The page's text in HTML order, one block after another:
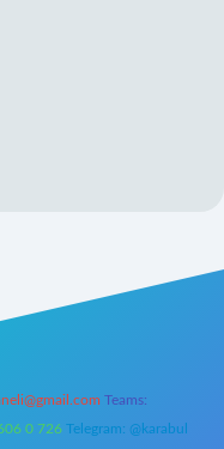
Teams:
0 726 Telegram: @karabul